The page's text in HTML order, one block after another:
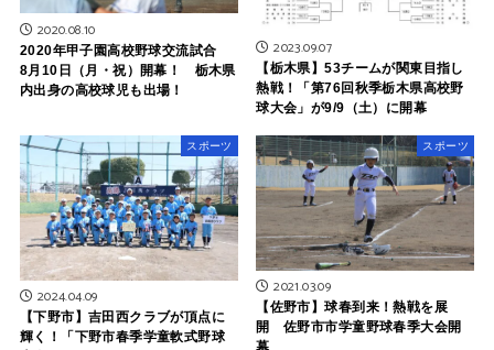
2020.08.10
2020年甲子園高校野球交流試合
8月10日（月・祝）開幕！ 栃木県
内出身の高校球児も出場！
2023.09.07
【栃木県】53チームが関東目指し
熱戦！「第76回秋季栃木県高校野
球大会」が9/9（土）に開幕
スポーツ
2024.04.09
【下野市】吉田西クラブが頂点に
輝く！「下野市春季学童軟式野球
スポーツ
2021.03.09
【佐野市】球春到来！熱戦を展
開 佐野市市学童野球春季大会開
幕